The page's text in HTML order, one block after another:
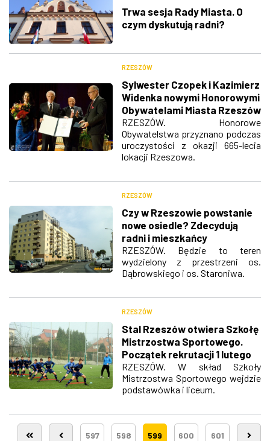
Trwa sesja Rady Miasta. O
czym dyskutują radni?
RZESZÓW
Sylwester Czopek i Kazimierz
Widenka nowymi Honorowymi
Obywatelami Miasta Rzeszów
RZESZÓW. Honorowe
Obywatelstwa przyznano podczas
uroczystości z okazji 665-lecia
lokacji Rzeszowa.
RZESZÓW
Czy w Rzeszowie powstanie
nowe osiedle? Zdecydują
radni i mieszkańcy
RZESZÓW. Będzie to teren
wydzielony z przestrzeni os.
Dąbrowskiego i os. Staroniwa.
RZESZÓW
Stal Rzeszów otwiera Szkołę
Mistrzostwa Sportowego.
Początek rekrutacji 1 lutego
RZESZÓW. W skład Szkoły
Mistrzostwa Sportowego wejdzie
podstawówka i liceum.
597 598 599 600 601